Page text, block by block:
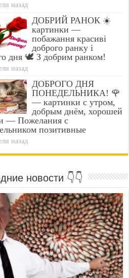
назад
ДОБРИЙ РАНОК ☀️
картинки —
побажання красиві
доброго ранку і
дня 🕊️ З добрим ранком!
назад
ДОБРОГО ДНЯ
ПОНЕДЕЛЬНИКА! 🌹
— картинки с утром,
добрым днём, хорошей
— Пожелания с
позитивные
назад
новости 👇👇